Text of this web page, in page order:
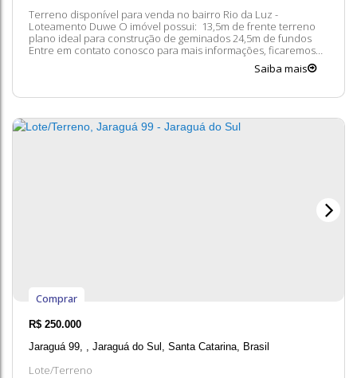
Terreno disponível para venda no bairro Rio da Luz -
Loteamento Duwe O imóvel possui: 13,5m de frente terreno
plano ideal para construção de geminados 24,5m de fundos
Entre em contato conosco para mais informações, ficaremos
imóveis estão sujeitos a alteração sem aviso prévio.Saiba mais
Lote/Terreno
R$ 250.000
Jaraguá 99
Jaraguá do Sul Santa Catarina Brasil
Comprar